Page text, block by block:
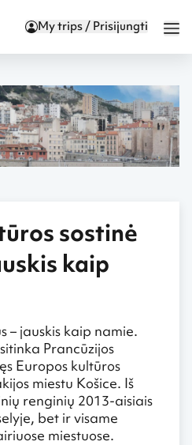
My trips / Prisijungti
sostinė
kaip
– jauskis kaip namie.
Prancūzijos
Europos kultūros
miestu Košice. Iš
renginių 2013-aisiais
bet ir visame
miestuose.